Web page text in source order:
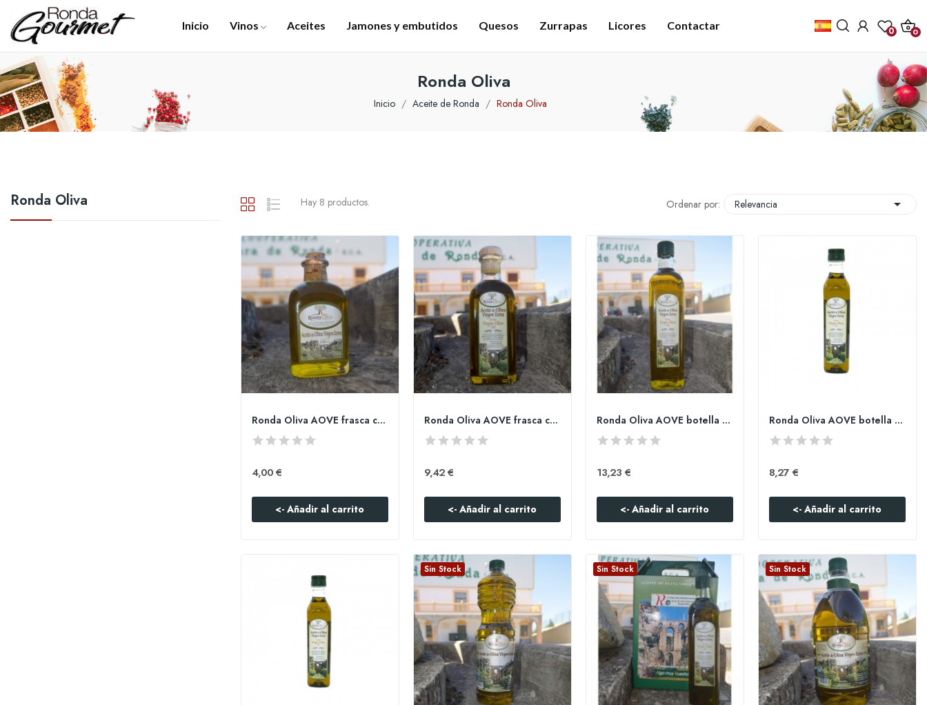
Inicio Vinos Aceites Jamones y embutidos Quesos Zurrapas Licores Contactar 0 0
Ronda Oliva
Inicio Aceite de Ronda Ronda Oliva
Ronda Oliva Hay 8 productos. Ordenar por: Relevancia 
Ronda Oliva AOVE frasca cristal 100ml
4,00 €
<- Añadir al carrito
Ronda Oliva AOVE frasca cristal 500ml
9,42 €
<- Añadir al carrito
Ronda Oliva AOVE botella cristal de 750ml
13,23 €
<- Añadir al carrito
Ronda Oliva AOVE botella PET de 500ml
8,27 €
<- Añadir al carrito
Sin Stock Sin Stock Sin Stock